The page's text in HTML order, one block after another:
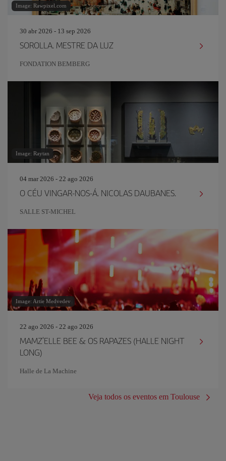
Image: Rawpixel.com
30 abr 2026 - 13 sep 2026
SOROLLA. MESTRE DA LUZ
FONDATION BEMBERG
Image: Raytan
04 mar 2026 - 22 ago 2026
O CÉU VINGAR-NOS-Á. NICOLAS DAUBANES.
SALLE ST-MICHEL
Image: Artie Medvedev
22 ago 2026 - 22 ago 2026
MAMZ'ELLE BEE & OS RAPAZES (HALLE NIGHT
LONG)
Halle de La Machine
Veja todos os eventos em Toulouse